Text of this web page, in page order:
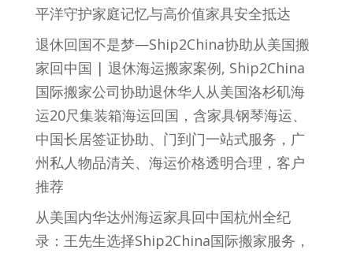
平洋守护家庭记忆与高价值家具安全抵达
退休回国不是梦—Ship2China协助从美国搬
家回中国 | 退休海运搬家案例, Ship2China
国际搬家公司协助退休华人从美国洛杉矶海
运20尺集装箱海运回国，含家具钢琴海运、
中国长居签证协助、门到门一站式服务，广
州私人物品清关、海运价格透明合理，客户
推荐
从美国内华达州海运家具回中国杭州全纪
录：王先生选择Ship2China国际搬家服务，